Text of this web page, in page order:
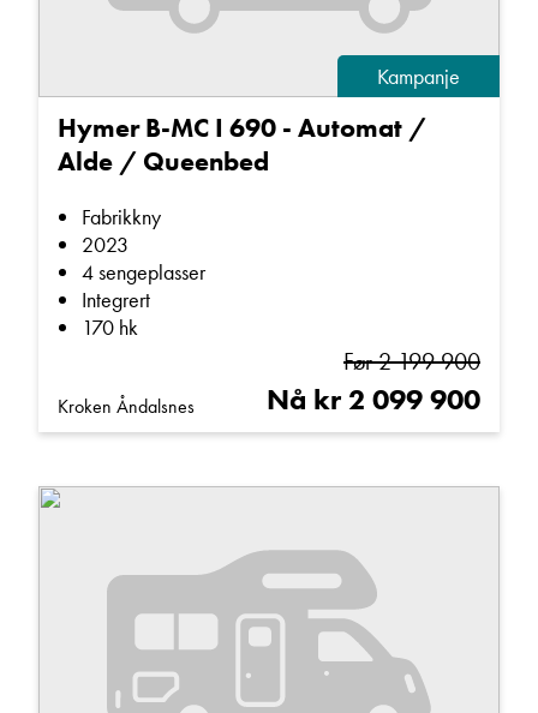
Kampanje
Hymer B-MC I 690 - Automat /
Alde / Queenbed
Fabrikkny
2023
4 sengeplasser
Integrert
170 hk
Før 2 199 900
Nå kr 2 099 900
Kroken Åndalsnes